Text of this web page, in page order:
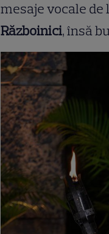
mesaje vocale de
Războinici, însă